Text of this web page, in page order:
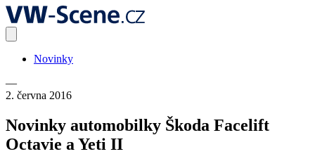
Novinky
—
2. června 2016
Novinky automobilky Škoda Facelift
Octavie a Yeti II